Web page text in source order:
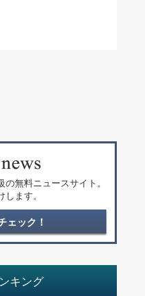
無料ニュースサイト。
ます。
ェック！
キング